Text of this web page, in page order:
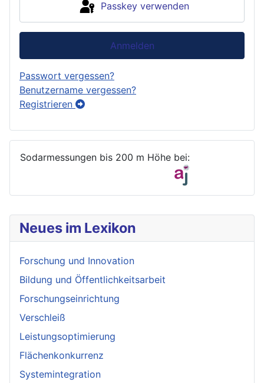
Neues im Lexikon
Forschung und Innovation
Bildung und Öffentlichkeitsarbeit
Forschungseinrichtung
Verschleiß
Leistungsoptimierung
Flächenkonkurrenz
Systemintegration
Passkey verwenden
Anmelden
Passwort vergessen?
Benutzername vergessen?
Registrieren
Sodarmessungen bis 200 m Höhe bei: